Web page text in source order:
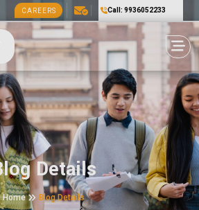
CAREERS Call: 9936052233
Details
Home Blog Details